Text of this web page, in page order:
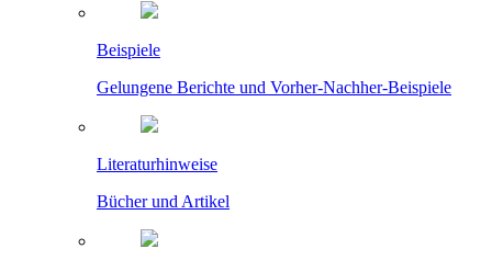
Beispiele
Gelungene Berichte und Vorher-Nachher-Beispiele
Literaturhinweise
Bücher und Artikel